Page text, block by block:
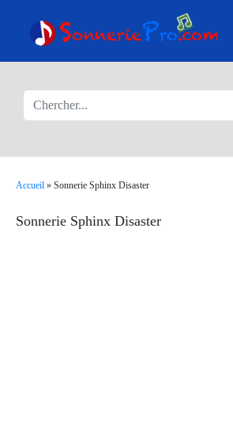
Accueil » Sonnerie Sphinx Disaster
Sonnerie Sphinx Disaster